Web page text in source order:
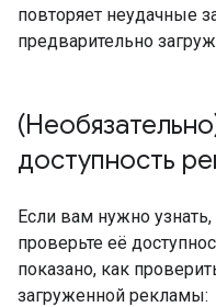
повторяет неудачные
предварительно
доступность
Если вам нужно
проверьте её
показано, как
загруженной рекламы: